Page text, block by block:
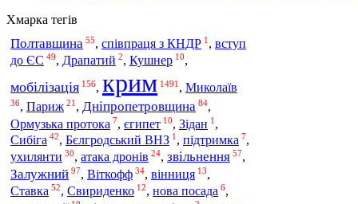
Хмарка тегів
Полтавщина 55, співпраця з КНДР 1 , вступ
до ЄС 49, Драпатий 2, Кушнер 10,
мобілізація 156, крим 1491 , Миколаїв
36, Париж 21 , Дніпропетровщина 84,
Ормузька протока 7, єгипет 10, Зідан 1 ,
Сибіга 42, Бєлгродський ВНЗ 1 , підтримка 7,
ухилянти 30, атака дронів 24, звільнення 57,
Залужний 97, Віткофф 34, вінниця 13,
Ставка 52, Свириденко 12, нова посада 6,